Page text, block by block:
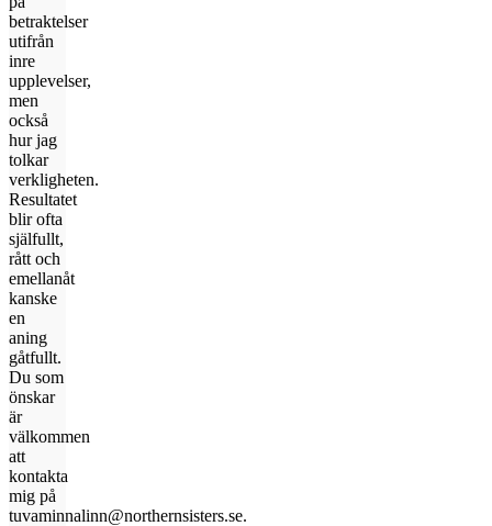
betraktelser
utifrån
inre
upplevelser,
men
också
hur jag
tolkar
verkligheten.
Resultatet
blir ofta
själfullt,
rått och
emellanåt
kanske
en
aning
gåtfullt.
Du som
önskar
är
välkommen
att
kontakta
mig på
tuvaminnalinn@northernsisters.se.